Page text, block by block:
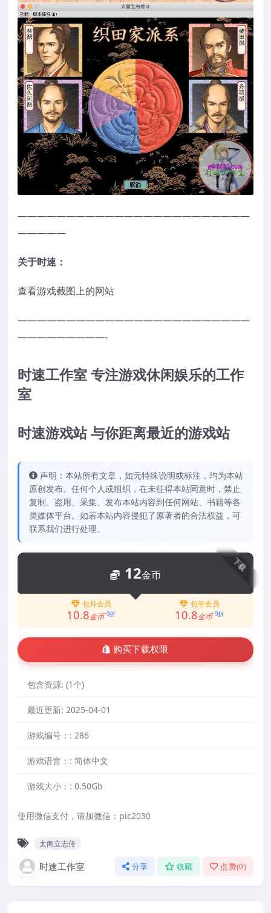
————————————————————————
—————
关于时速：
查看游戏截图上的网站
————————————————————————
—————————-
时速工作室 专注游戏休闲娱乐的工作
室
时速游戏站 与你距离最近的游戏站
声明：本站所有文章，如无特殊说明或标注，均为本站
原创发布。任何个人或组织，在未征得本站同意时，禁止
复制、盗用、采集、发布本站内容到任何网站、书籍等各
类媒体平台。如若本站内容侵犯了原著者的合法权益，可
联系我们进行处理。
下载
12金币
包月会员
10.8金币 9折
包年会员
10.8金币 9折
购买下载权限
包含资源: (1个)
最近更新: 2025-04-01
游戏编号：: 286
游戏语言：: 简体中文
游戏大小：: 0.50Gb
使用微信支付，请加微信：pic2030
太阁立志传
时速工作室 分享 收藏 点赞(0)